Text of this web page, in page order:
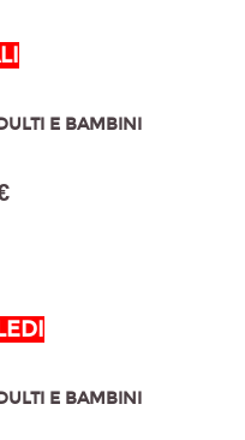
E BAMBINI
E BAMBINI